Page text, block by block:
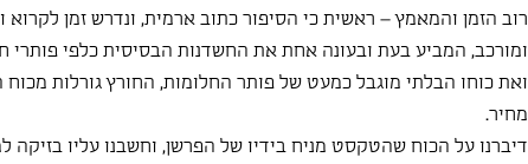
רוב הזמן והמאמץ – ראשית כי הסיפור כתוב ארמית, ונדרש זמן לקרוא
ומורכב, המביע בעת ובעונה אחת את החשדנות הבסיסית כלפי פותרי
ואת כוחו הבלתי מוגבל כמעט של פותר החלומות, החורץ גורלות מכוח
מחיר.
דיברנו על הכוח שהטקסט מניח בידיו של הפרשן, וחשבנו עליו